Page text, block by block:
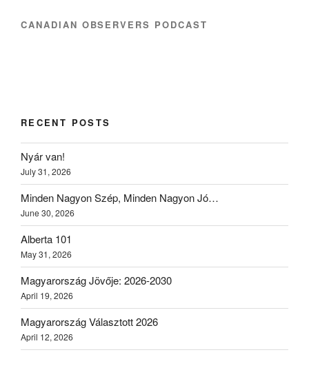
CANADIAN OBSERVERS PODCAST
RECENT POSTS
Nyár van!
July 31, 2026
Minden Nagyon Szép, Minden Nagyon Jó…
June 30, 2026
Alberta 101
May 31, 2026
Magyarország Jövője: 2026-2030
April 19, 2026
Magyarország Választott 2026
April 12, 2026